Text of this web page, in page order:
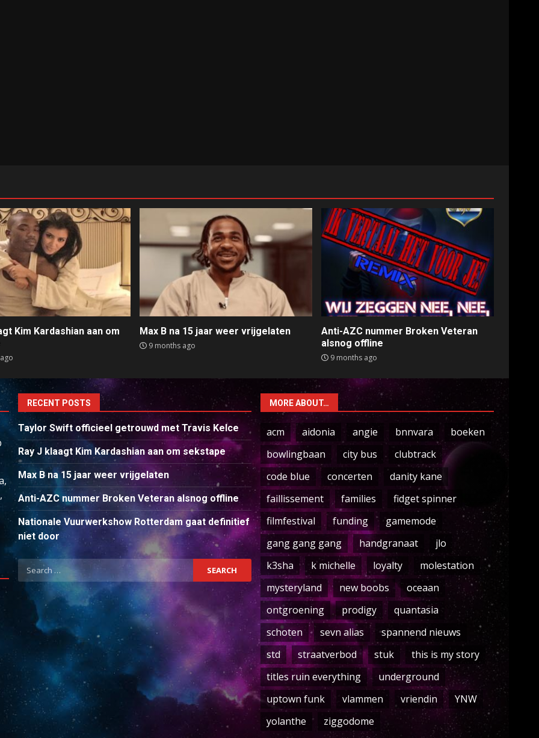
Kim Kardashian aan om
Max B na 15 jaar weer vrijgelaten
9 months ago
Anti-AZC nummer Broken Veteran
alsnog offline
9 months ago
RECENT POSTS
Taylor Swift officieel getrouwd met Travis Kelce
Ray J klaagt Kim Kardashian aan om sekstape
Max B na 15 jaar weer vrijgelaten
Anti-AZC nummer Broken Veteran alsnog offline
Nationale Vuurwerkshow Rotterdam gaat definitief
niet door
Search
for:
MORE ABOUT…
acm aidonia angie bnnvara
boeken
bowlingbaan
city bus
clubtrack
code blue
concerten
danity kane
faillissement
families
fidget spinner
filmfestival
funding
gamemode
gang gang gang
handgranaat
jlo
k3sha
k michelle loyalty
molestation
mysteryland
new boobs
oceaan
ontgroening
prodigy
quantasia
schoten
sevn alias
spannend nieuws
std
straatverbod stuk
this is my story
titles ruin everything
underground
uptown funk
vlammen vriendin
YNW
yolanthe
ziggodome